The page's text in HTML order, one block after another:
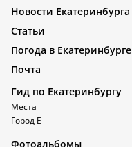
Новости Екатеринбурга
Статьи
Погода в Екатеринбурге
Почта
Гид по Екатеринбургу
Места
Город Е
Фотоальбомы